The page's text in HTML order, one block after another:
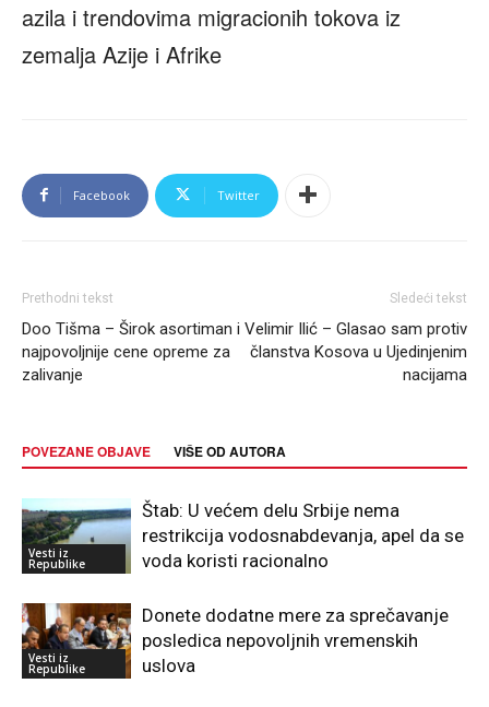
azila i trendovima migracionih tokova iz
zemalja Azije i Afrike
Facebook Twitter
Prethodni tekst
Doo Tišma – Širok asortiman i
najpovoljnije cene opreme za
zalivanje
Sledeći tekst
Velimir Ilić – Glasao sam protiv
članstva Kosova u Ujedinjenim
nacijama
POVEZANE OBJAVE VIŠE OD AUTORA
Vesti iz
Republike
Štab: U većem delu Srbije nema
restrikcija vodosnabdevanja, apel da se
voda koristi racionalno
Vesti iz
Republike
Donete dodatne mere za sprečavanje
posledica nepovoljnih vremenskih
uslova